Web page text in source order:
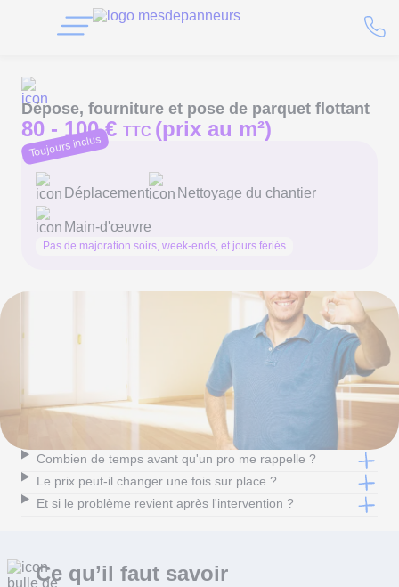
Dépose, fourniture et pose de parquet flottant
80 - 100 € TTC (prix au m²)
Toujours inclus
Déplacement Nettoyage du chantier
Main-d'œuvre
Pas de majoration soirs, week-ends, et jours fériés
Combien de temps avant qu'un pro me rappelle ?
Le prix peut-il changer une fois sur place ?
Et si le problème revient après l'intervention ?
Ce qu’il faut savoir